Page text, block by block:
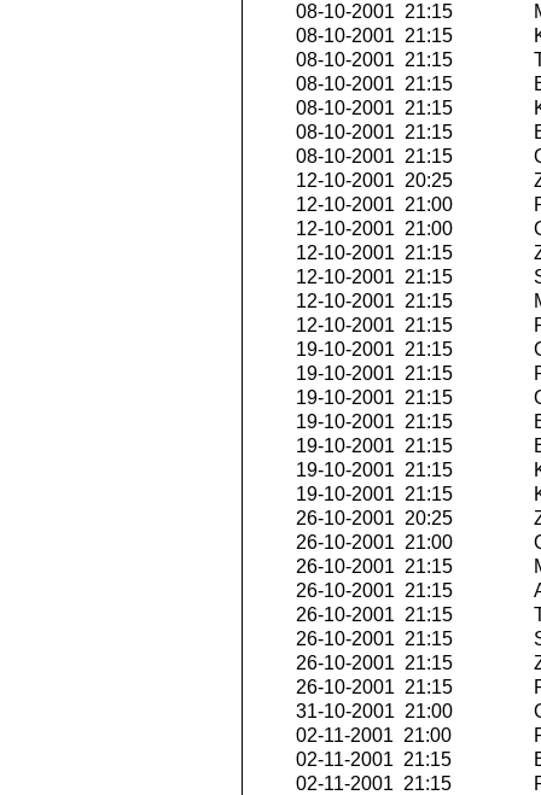
08-10-2001 21:15
08-10-2001 21:15
08-10-2001 21:15
08-10-2001 21:15
08-10-2001 21:15
08-10-2001 21:15
08-10-2001 21:15
12-10-2001 20:25
12-10-2001 21:00
12-10-2001 21:00
12-10-2001 21:15
12-10-2001 21:15
12-10-2001 21:15
12-10-2001 21:15
19-10-2001 21:15
19-10-2001 21:15
19-10-2001 21:15
19-10-2001 21:15
19-10-2001 21:15
19-10-2001 21:15
19-10-2001 21:15
26-10-2001 20:25
26-10-2001 21:00
26-10-2001 21:15
26-10-2001 21:15
26-10-2001 21:15
26-10-2001 21:15
26-10-2001 21:15
26-10-2001 21:15
31-10-2001 21:00
02-11-2001 21:00
02-11-2001 21:15
02-11-2001 21:15